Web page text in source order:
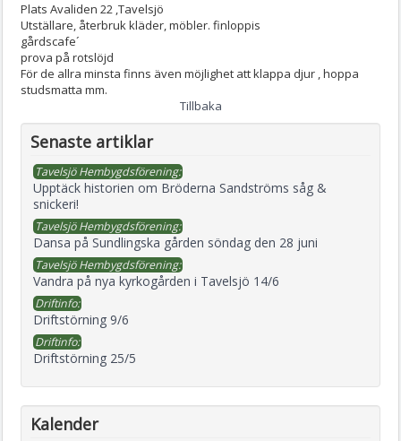
Plats Avaliden 22 ,Tavelsjö
Utställare, återbruk kläder, möbler. finloppis
gårdscafe´
prova på rotslöjd
För de allra minsta finns även möjlighet att klappa djur , hoppa
studsmatta mm.
Tillbaka
Senaste artiklar
Tavelsjö Hembygdsförening:
Upptäck historien om Bröderna Sandströms såg &
snickeri!
Tavelsjö Hembygdsförening:
Dansa på Sundlingska gården söndag den 28 juni
Tavelsjö Hembygdsförening:
Vandra på nya kyrkogården i Tavelsjö 14/6
Driftinfo:
Driftstörning 9/6
Driftinfo:
Driftstörning 25/5
Kalender